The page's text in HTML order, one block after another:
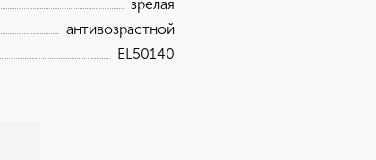
зрелая
антивозрастной
EL50140